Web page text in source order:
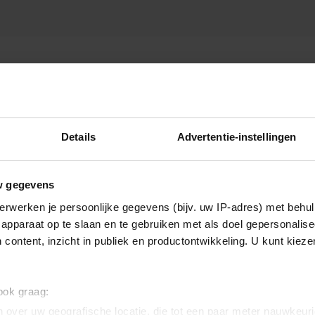
Details Advertentie-instellingen
gegevens
je persoonlijke gegevens (bijv. uw IP-adres) met
op te slaan en te gebruiken met als doel
content, inzicht in publiek en productontwikkeling. U kunt
graag:
over uw geografische locatie, die tot een paar meter